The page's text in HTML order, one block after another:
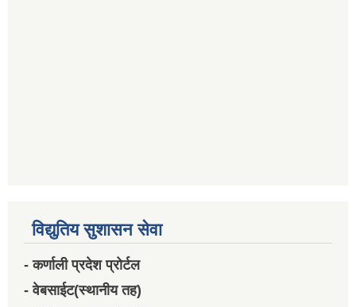
विद्युतिय सुशासन सेवा
- कर्णाली प्रदेश प्रोर्टल
- वेबसाईट(स्थानीय तह)